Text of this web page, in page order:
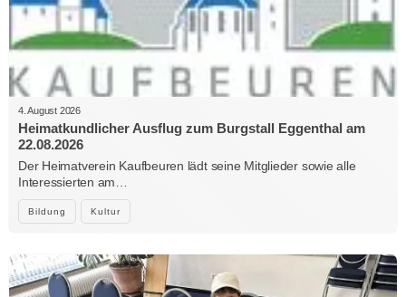
Bildung Kultur
4. August 2026
Heimatkundlicher Ausflug zum Burgstall Eggenthal am
22.08.2026
Der Heimatverein Kaufbeuren lädt seine Mitglieder sowie alle
Interessierten am…